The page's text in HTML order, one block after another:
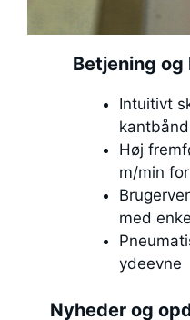
Betjening og
Intuitivt
Høj
m/min
med
ydeevne
Nyheder og